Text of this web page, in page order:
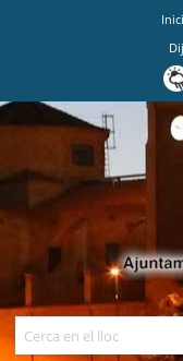
Inici